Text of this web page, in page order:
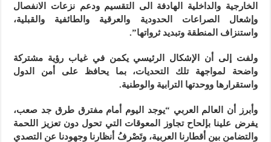
الخارجية والداخلية الهادفة الى التقسيم ودعم نزعات الانفصال
وإشعال الصراعات الحدودية والعرقية والطائفية والقبلية،
واستنزاف المنطقة وتبديد ثرواتها”.
ولفت إلى أن الإشكال الرئيسي يكمن في غياب رؤية مشتركة
واضحة لمواجهة تلك التحديات، بما يحافظ على أمن الدول
واستقرارها ووحدتها الترابية والوطنية.
وأبرز أن العالم العربي “يوجد اليوم أمام مفترق طرق جد صعب،
يفرض علينا بإلحاح تجاوز المعوقات التي تحول دون تعزيز اللحمة
والتضامن بين أقطارنا العربية، وتَصْرفُ أنظارنا وجهودنا عن التصدي